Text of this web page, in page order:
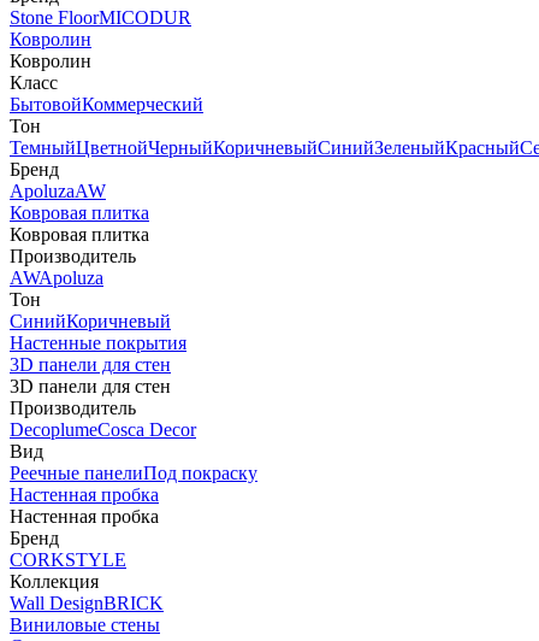
Stone FloorMICODUR
Ковролин
Ковролин
Класс
БытовойКоммерческий
Тон
ТемныйЦветнойЧерныйКоричневыйСинийЗеленыйКрасный
Бренд
ApoluzaAW
Ковровая плитка
Ковровая плитка
Производитель
AWApoluza
Тон
СинийКоричневый
Настенные покрытия
3D панели для стен
3D панели для стен
Производитель
DecoplumeCosca Decor
Вид
Реечные панелиПод покраску
Настенная пробка
Настенная пробка
Бренд
CORKSTYLE
Коллекция
Wall DesignBRICK
Виниловые стены